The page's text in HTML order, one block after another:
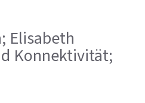
Elisabeth
Konnektivität;